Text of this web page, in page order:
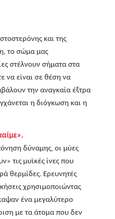
και της
το σώμα μας
στέλνουν σήματα στα
να είναι σε θέση να
την αναγκαία έξτρα
η διόγκωση και η
δύναμης, οι μύες
τις μυϊκές ίνες που
θερμίδες. Ερευνητές
χρησιμοποιώντας
ένα μεγαλύτερο
με τα άτομα που δεν